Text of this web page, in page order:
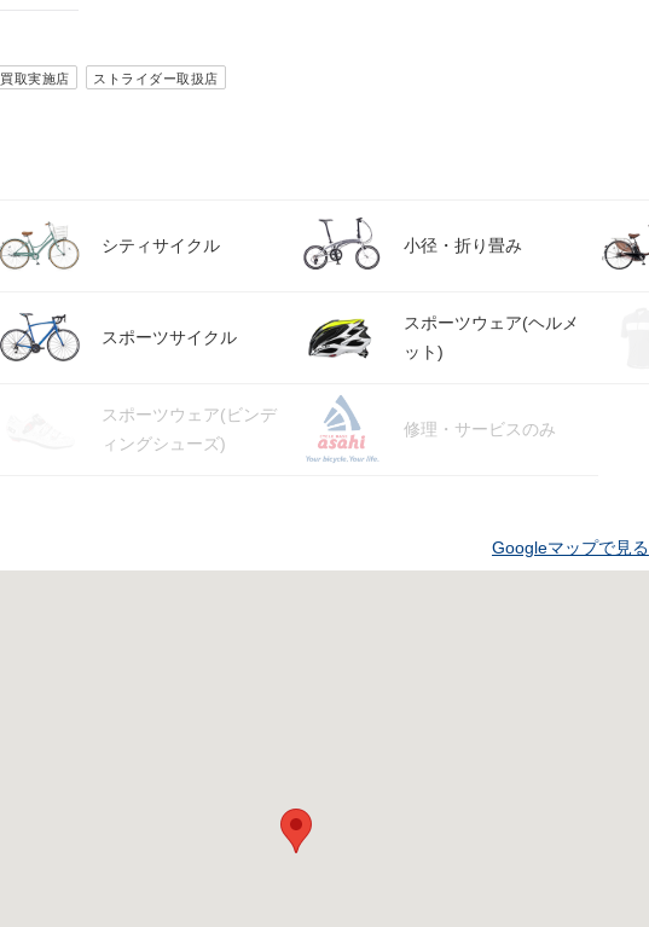
買取実施店 ストライダー取扱店
シティサイクル 小径・折り畳み
スポーツサイクル
スポーツウェア(ヘルメ
ット)
スポーツウェア(ビンデ
ィングシューズ)
修理・サービスのみ
Googleマップで見る